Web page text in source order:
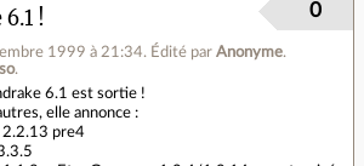
!
1999 à 21:34. Édité par Anonyme.
.
0
6.1 est sortie !
elle annonce :
2.2.13 pre4